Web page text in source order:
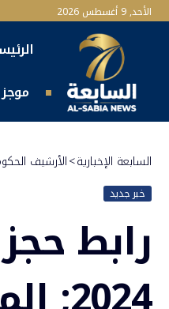
الأحد, 9 أغسطس 2026
السابعة الإخبارية>الأرشيف
خبر جديد
رابط